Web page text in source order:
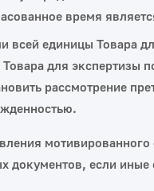
время
всей единицы Товара
для
рассмотрение
если